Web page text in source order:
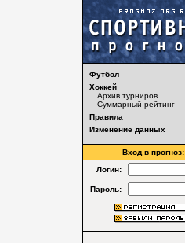
Футбол
Хоккей
Архив турниров
Суммарный рейтинг
Правила
Изменение данных
Вход в прогноз:
Логин:
Пароль: